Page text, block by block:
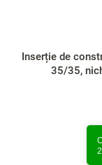
Inserție de
35/35,